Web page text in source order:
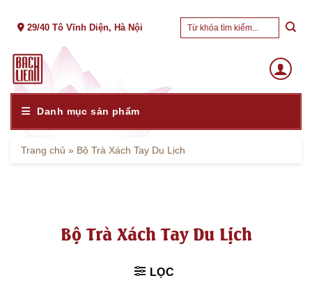
29/40 Tô Vĩnh Diện, Hà Nội
Tìm
Danh mục sản phẩm
Trang chủ » Bộ Trà Xách Tay Du Lịch
Bộ Trà Xách Tay Du Lịch
LỌC